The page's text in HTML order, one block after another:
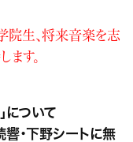
院生、将来音楽を志
す。
について
響・下野シートに無